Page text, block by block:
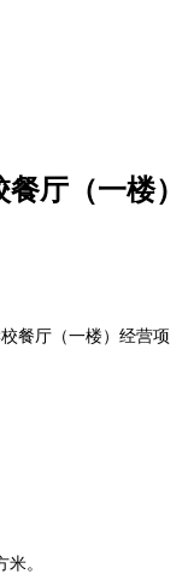
厅（一楼）
餐厅（一楼）经营项
米。